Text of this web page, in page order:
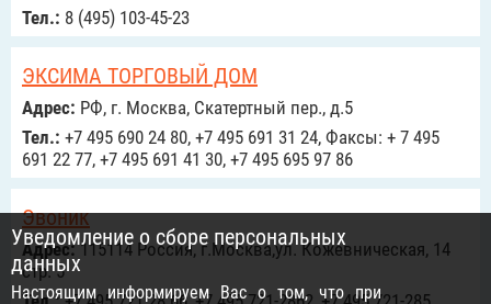
Тел.: 8 (495) 103-45-23
ЭКСИМА ТОРГОВЫЙ ДОМ
Адрес: РФ, г. Москва, Скатертный пер., д.5
Тел.: +7 495 690 24 80, +7 495 691 31 24, Факсы: + 7 495
691 22 77, +7 495 691 41 30, +7 495 695 97 86
Эвоник
Адрес:115114 Россия, г.Москва,ул. Кожевническая, 14
стр. 5
Уведомление о сборе персональных
данных
Настоящим информируем Вас о том, что при